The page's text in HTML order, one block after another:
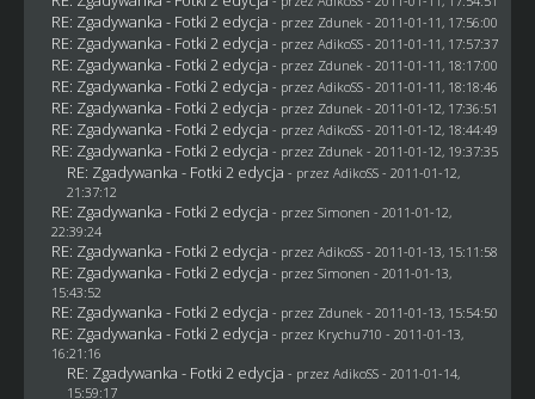
RE: Zgadywanka - Fotki 2 edycja - przez Zdunek - 2011-01-11, 17:56:00
RE: Zgadywanka - Fotki 2 edycja - przez AdikoSS - 2011-01-11, 17:57:37
RE: Zgadywanka - Fotki 2 edycja - przez Zdunek - 2011-01-11, 18:17:00
RE: Zgadywanka - Fotki 2 edycja - przez AdikoSS - 2011-01-11, 18:18:46
RE: Zgadywanka - Fotki 2 edycja - przez Zdunek - 2011-01-12, 17:36:51
RE: Zgadywanka - Fotki 2 edycja - przez AdikoSS - 2011-01-12, 18:44:49
RE: Zgadywanka - Fotki 2 edycja - przez Zdunek - 2011-01-12, 19:37:35
RE: Zgadywanka - Fotki 2 edycja - przez AdikoSS - 2011-01-12,
21:37:12
RE: Zgadywanka - Fotki 2 edycja - przez Simonen - 2011-01-12,
22:39:24
RE: Zgadywanka - Fotki 2 edycja - przez AdikoSS - 2011-01-13, 15:11:58
RE: Zgadywanka - Fotki 2 edycja - przez Simonen - 2011-01-13,
15:43:52
RE: Zgadywanka - Fotki 2 edycja - przez Zdunek - 2011-01-13, 15:54:50
RE: Zgadywanka - Fotki 2 edycja - przez Krychu710 - 2011-01-13,
16:21:16
RE: Zgadywanka - Fotki 2 edycja - przez AdikoSS - 2011-01-14,
15:59:17